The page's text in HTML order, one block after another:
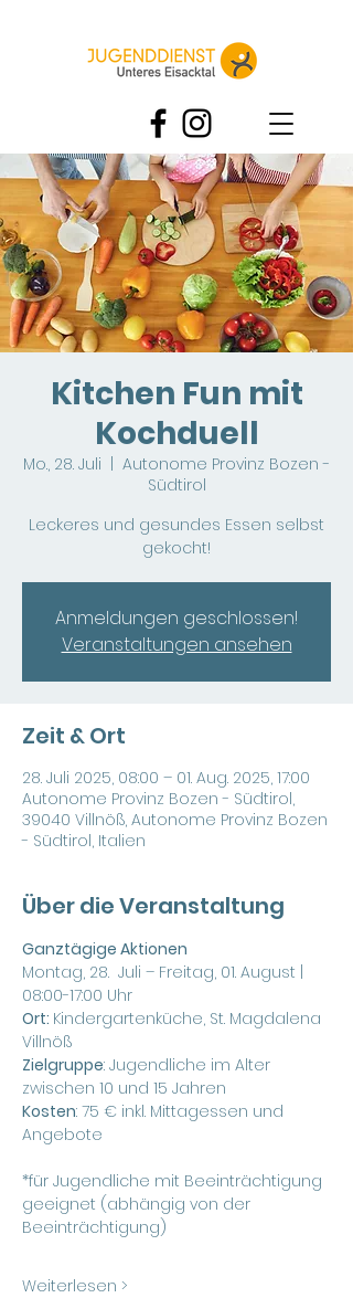
Kitchen Fun mit
Kochduell
Mo., 28. Juli
Autonome Provinz Bozen -
Südtirol
Leckeres und gesundes Essen selbst
gekocht!
Anmeldungen geschlossen!
Veranstaltungen ansehen
Zeit & Ort
28. Juli 2025, 08:00 – 01. Aug. 2025, 17:00
Autonome Provinz Bozen - Südtirol,
39040 Villnöß, Autonome Provinz Bozen
- Südtirol, Italien
Über die Veranstaltung
Ganztägige Aktionen
Montag, 28.  Juli – Freitag, 01. August |
08:00-17:00 Uhr
Ort: Kindergartenküche, St. Magdalena
Villnöß
Zielgruppe: Jugendliche im Alter
zwischen 10 und 15 Jahren
Kosten: 75 € inkl. Mittagessen und
Angebote
*für Jugendliche mit Beeinträchtigung
geeignet (abhängig von der
Beeinträchtigung)
Weiterlesen >